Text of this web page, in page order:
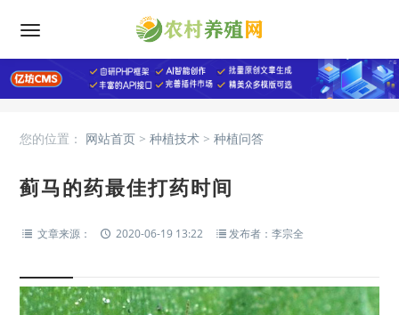
您的位置： 网站首页 > 种植技术 > 种植问答
蓟马的药最佳打药时间
文章来源： 2020-06-19 13:22 发布者：李宗全